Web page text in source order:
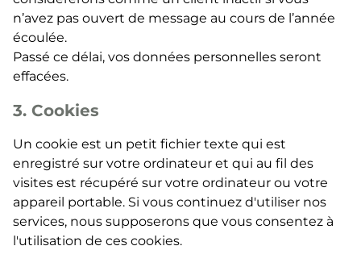
n’avez pas ouvert de message au cours de l’année
écoulée.
Passé ce délai, vos données personnelles seront
effacées.
3. Cookies
Un cookie est un petit fichier texte qui est
enregistré sur votre ordinateur et qui au fil des
visites est récupéré sur votre ordinateur ou votre
appareil portable. Si vous continuez d'utiliser nos
services, nous supposerons que vous consentez à
l'utilisation de ces cookies.